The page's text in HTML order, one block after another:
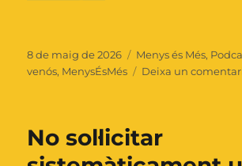
Publicat
el
8 de maig de 2026 Categories
Menys és Més,
venós, MenysÉsMés Deixa un
No sol·licitar